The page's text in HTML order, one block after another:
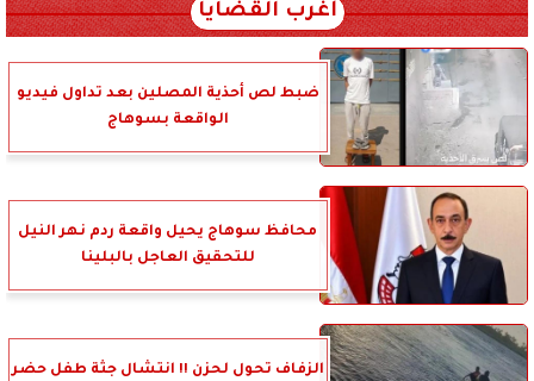
أغرب القضايا
ضبط لص أحذية المصلين بعد تداول فيديو
الواقعة بسوهاج
محافظ سوهاج يحيل واقعة ردم نهر النيل
للتحقيق العاجل بالبلينا
الزفاف تحول لحزن !! انتشال جثة طفل حضر